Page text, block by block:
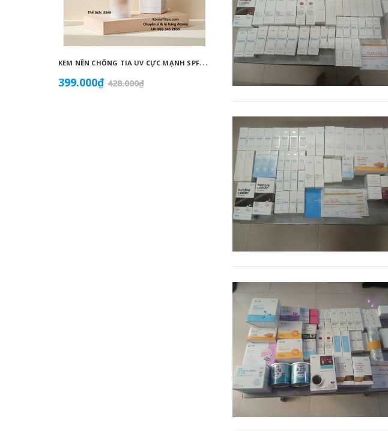
K
EM NỀN CHỐNG TIA UV CỰC MẠNH SPF50+ PA++++, BÁM DÍNH CAO, KHÔNG VÓN CỤC, DƯỠNG ẨM VÀ DƯỠNG TRẮNG DA HOÀN HẢO NO.23 (MÀU BEIGE) - ATOMY BB ABSOLUTE 23 - 애터미 앱솔루트 BB - АТОМИ АБСОЛЮТ BB №23
399.000₫ 428.000₫
V
ITAMIN C TRÁI CÂY TƯƠI HÀM LƯỢNG CAO 2.000 MG CHỐNG OXY HOÁ BẢO VỆ TẾ BÀO, TĂNG HẤP THU SẮT, TĂNG SỨC ĐỀ KHÁNG, NGĂN NGỪA CẢM CÚM, GIÚP TỔNG HỢP COLLAGEN LÀM ĐẸP DA - ATOMY VITA MEGA COLOR VITAMIN C - 2.000MG - 애터미 비타메가컬러 비타민C - 2.000MG - АТОМИ ВИТА МЕГАКОЛОР ВИТАМИН С – 2000 МГ
855.000₫